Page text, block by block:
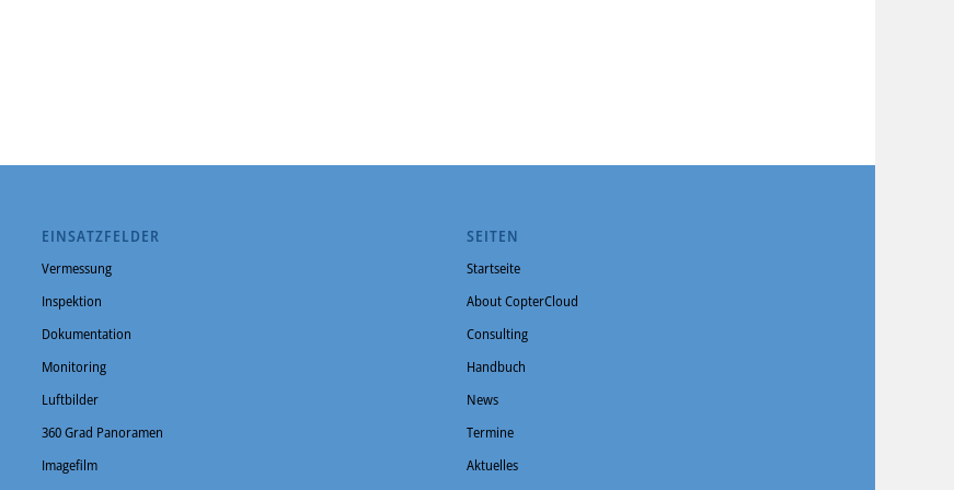
EINSATZFELDER
Vermessung
Inspektion
Dokumentation
Monitoring
Luftbilder
360 Grad Panoramen
Imagefilm
SEITEN
Startseite
About CopterCloud
Consulting
Handbuch
News
Termine
Aktuelles